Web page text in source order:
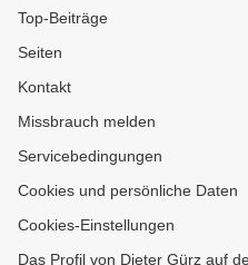
Margetshöchheim –
Landrat spricht Dank aus
Top-Beiträge
Seiten
Kontakt
Missbrauch melden
Servicebedingungen
Cookies und persönliche Daten
Cookies-Einstellungen
Das Profil von Dieter Gürz auf